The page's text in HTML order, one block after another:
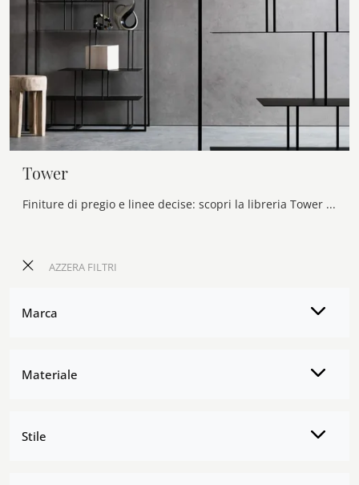
AZZERA FILTRI
Marca
Materiale
Stile
Tower
Finiture di pregio e linee decise: scopri la libreria Tower di Presotto tra le più belle Librerie design divisorie.